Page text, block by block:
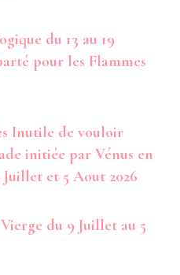
du 13 au 19
pour les Flammes
Inutile de vouloir
initiée par Vénus en
et 5 Aout 2026
du 9 Juillet au 5